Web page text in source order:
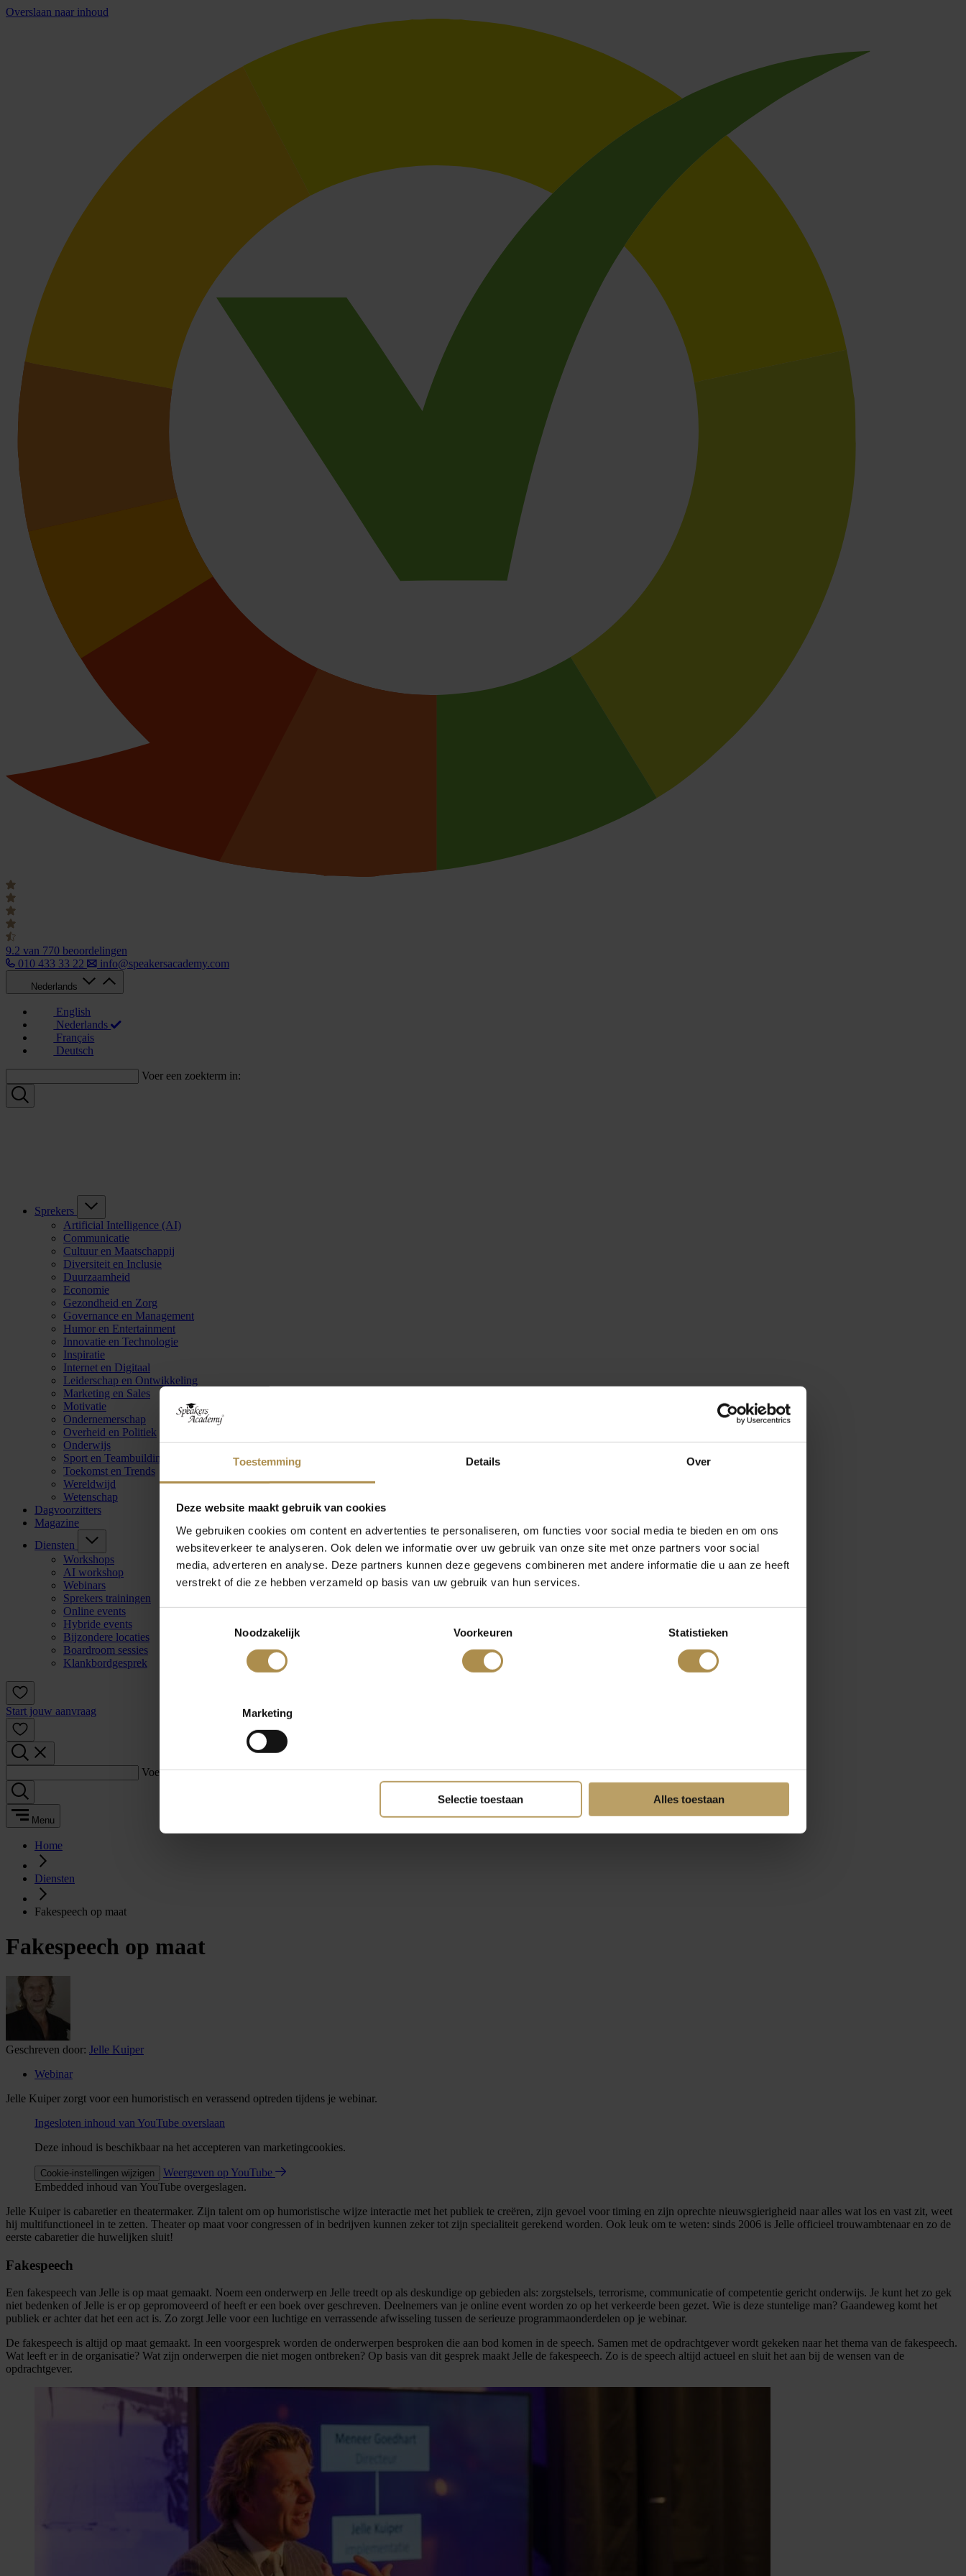
Toestemming Details Over
Deze website maakt gebruik van cookies
We gebruiken cookies om content en advertenties te personaliseren, om functies voor social media te bieden en om ons
websiteverkeer te analyseren. Ook delen we informatie over uw gebruik van onze site met onze partners voor social
media, adverteren en analyse. Deze partners kunnen deze gegevens combineren met andere informatie die u aan ze heeft
verstrekt of die ze hebben verzameld op basis van uw gebruik van hun services.
Noodzakelijk
Voorkeuren Statistieken
Marketing
Selectie toestaan Alles toestaan
Overslaan naar inhoud
9.2 van 770 beoordelingen
010 433 33 22
info@speakersacademy.com
Nederlands
English
Nederlands
Français
Deutsch
Voer een zoekterm in:
Sprekers
Artificial Intelligence (AI)
Communicatie
Cultuur en Maatschappij
Diversiteit en Inclusie
Duurzaamheid
Economie
Gezondheid en Zorg
Governance en Management
Humor en Entertainment
Innovatie en Technologie
Inspiratie
Internet en Digitaal
Leiderschap en Ontwikkeling
Marketing en Sales
Motivatie
Ondernemerschap
Overheid en Politiek
Onderwijs
Sport en Teambuilding
Toekomst en Trends
Wereldwijd
Wetenschap
Dagvoorzitters
Magazine
Diensten
Workshops
AI workshop
Webinars
Sprekers trainingen
Online events
Hybride events
Bijzondere locaties
Boardroom sessies
Klankbordgesprek
Start jouw aanvraag
Voer een zoekterm in:
Menu
Home
Diensten
Fakespeech op maat
Fakespeech op maat
Geschreven door: Jelle Kuiper
Webinar
Jelle Kuiper zorgt voor een humoristisch en verassend optreden tijdens je webinar.
Ingesloten inhoud van YouTube overslaan
Deze inhoud is beschikbaar na het accepteren van marketingcookies.
Cookie-instellingen wijzigen
Weergeven op YouTube
Embedded inhoud van YouTube overgeslagen.
Jelle Kuiper is cabaretier en theatermaker. Zijn talent om op humoristische wijze interactie met het publiek te creëren, zijn gevoel voor timing en zijn oprechte nieuwsgierigheid naar alles wat los en vast zit, weet
hij multifunctioneel in te zetten. Theater op maat voor congressen of in bedrijven kunnen zeker tot zijn specialiteit gerekend worden. Ook leuk om te weten: sinds 2006 is Jelle officieel trouwambtenaar en zo de
eerste cabaretier die huwelijken sluit!
Fakespeech
Een fakespeech van Jelle is op maat gemaakt. Noem een onderwerp en Jelle treedt op als deskundige op gebieden als: zorgstelsels, terrorisme, communicatie of competentie gericht onderwijs. Je kunt het zo gek
niet bedenken of Jelle is er op gepromoveerd of heeft er een boek over geschreven. Deelnemers van je online event worden zo op het verkeerde been gezet. Wie is deze stuntelige man? Gaandeweg komt het
publiek er achter dat het een act is. Zo zorgt Jelle voor een luchtige en verrassende afwisseling tussen de serieuze programmaonderdelen op je webinar.
De fakespeech is altijd op maat gemaakt. In een voorgesprek worden de onderwerpen besproken die aan bod komen in de speech. Samen met de opdrachtgever wordt gekeken naar het thema van de fakespeech.
Wat leeft er in de organisatie? Wat zijn onderwerpen die niet mogen ontbreken? Op basis van dit gesprek maakt Jelle de fakespeech. Zo is de speech altijd actueel en sluit het aan bij de wensen van de
opdrachtgever.